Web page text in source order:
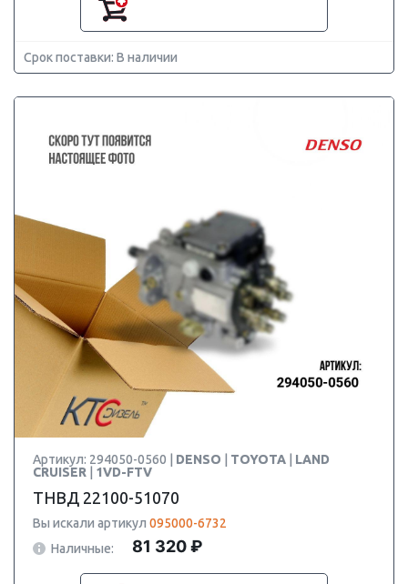
Срок поставки: В наличии
Артикул: 294050-0560 | DENSO TOYOTA
LAND
CRUISER
1VD-FTV
ТНВД 22100-51070
Вы искали артикул 095000-6732
Наличные:
81 320 ₽